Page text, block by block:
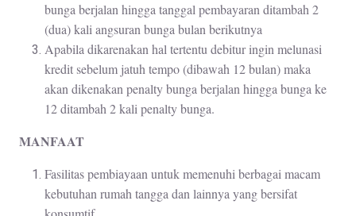
bunga berjalan hingga tanggal pembayaran ditambah 2
(dua) kali angsuran bunga bulan berikutnya
Apabila dikarenakan hal tertentu debitur ingin melunasi
kredit sebelum jatuh tempo (dibawah 12 bulan) maka
akan dikenakan penalty bunga berjalan hingga bunga ke
12 ditambah 2 kali penalty bunga.
MANFAAT
Fasilitas pembiayaan untuk memenuhi berbagai macam
kebutuhan rumah tangga dan lainnya yang bersifat